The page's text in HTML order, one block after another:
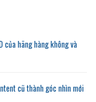
của hãng hàng không và
cũ thành góc nhìn mới